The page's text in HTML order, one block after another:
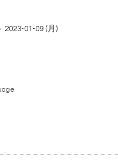
2023-01-09 (月)